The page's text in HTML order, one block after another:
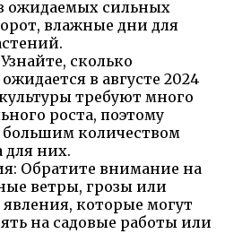
ожидаемых сильных
влажные дни для
сколько
в августе 2024
требуют много
роста, поэтому
количеством
для них.
Обратите внимание на
ветры, грозы или
которые могут
на садовые работы или